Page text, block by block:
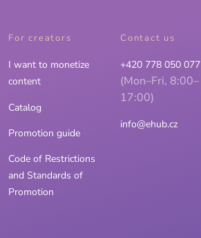
For creators
I want to monetize
content
Catalog
Promotion guide
Code of Restrictions
and Standards of
Promotion
Contact us
+420 778 050 077
(Mon–Fri, 8:00–
17:00)
info@ehub.cz